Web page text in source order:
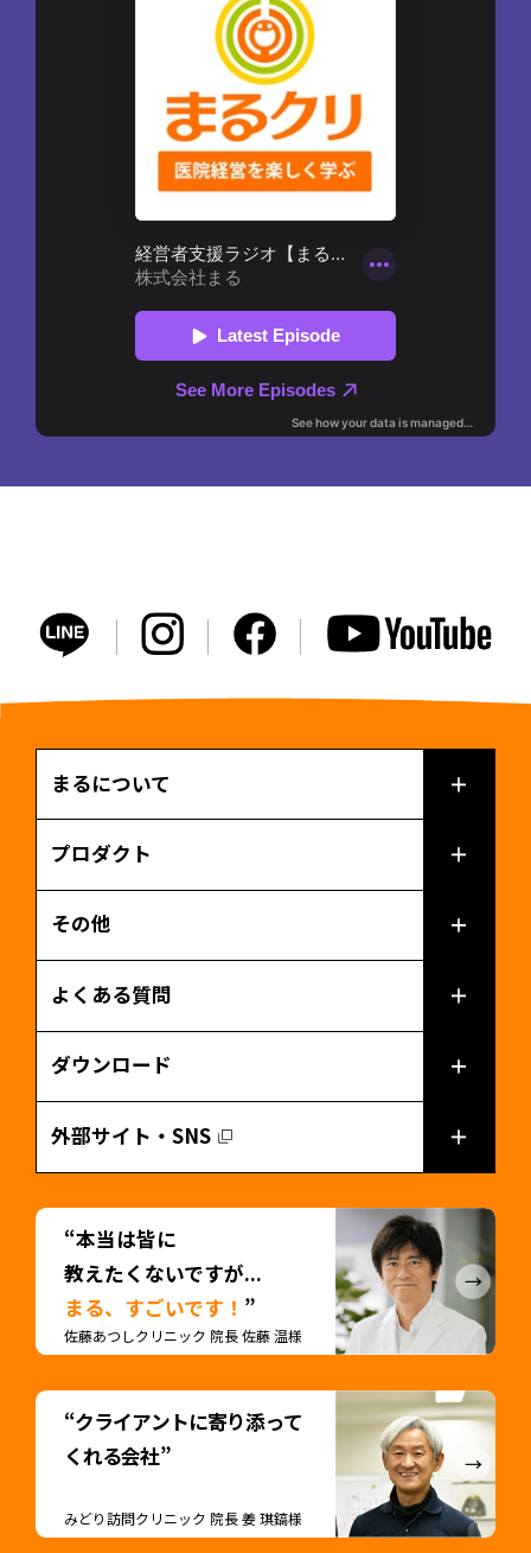
まるについて
プロダクト
その他
よくある質問
ダウンロード
外部サイト・SNS
“本当は皆に
教えたくないですが...
まる、すごいです！ ”
佐藤あつしクリニック 院長 佐藤 温様
“クライアントに寄り添って
くれる会社”
みどり訪問クリニック 院長 姜 琪鎬様